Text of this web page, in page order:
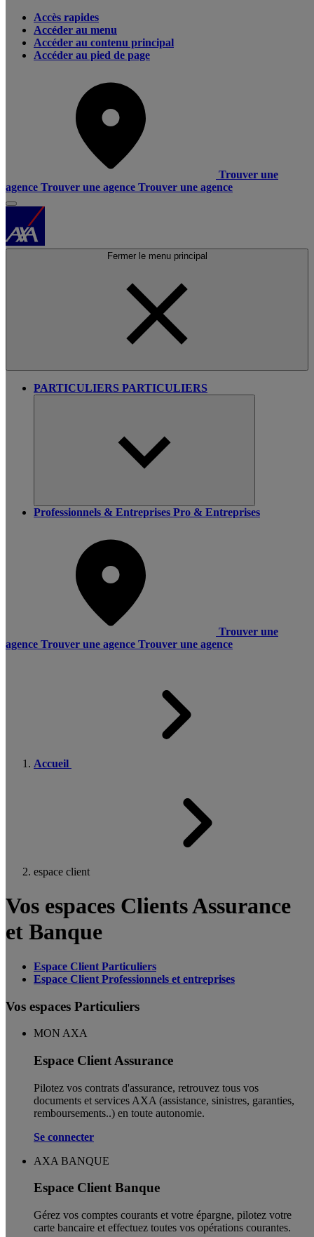
Accès rapides
Accéder au menu
Accéder au contenu principal
Accéder au pied de page
Trouver une
agence Trouver une agence Trouver une agence
Fermer le menu principal
PARTICULIERS PARTICULIERS
Professionnels & Entreprises Pro & Entreprises
Trouver une
agence Trouver une agence Trouver une agence
Accueil
espace client
Vos espaces Clients Assurance
et Banque
Espace Client Particuliers
Espace Client Professionnels et entreprises
Vos espaces Particuliers
MON AXA
Espace Client Assurance
Pilotez vos contrats d'assurance, retrouvez tous vos
documents et services AXA (assistance, sinistres, garanties,
remboursements..) en toute autonomie. ​
Se connecter
AXA BANQUE
Espace Client Banque
Gérez vos comptes courants et votre épargne, pilotez votre
carte bancaire et effectuez toutes vos opérations courantes.